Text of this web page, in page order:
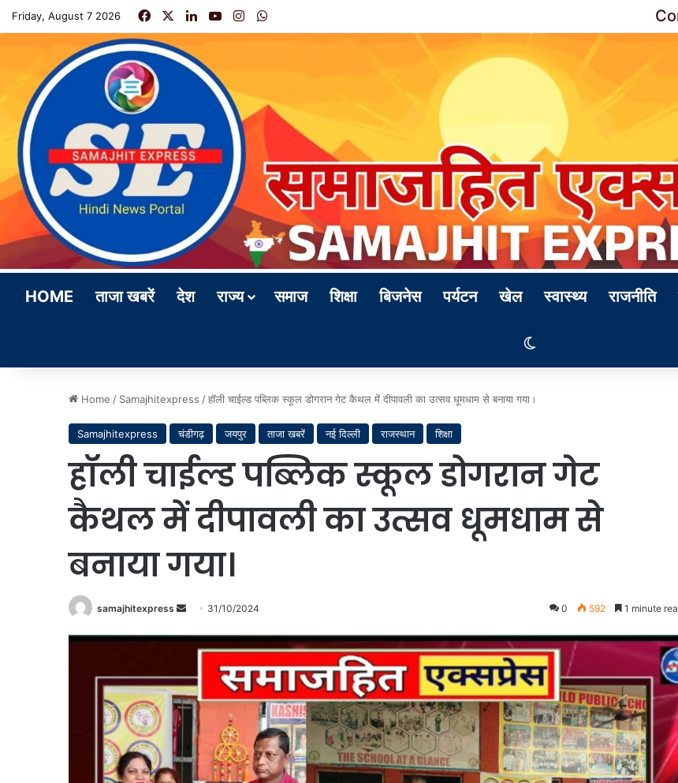
Friday, August 7 2026 FacebookLinkedInYouTubeInstagram
HOME ताजा खबरें देश राज्य समाज शिक्षा बिजनेस पर्यटन खेल स्वास्थ्य राजनीति
Home / Samajhitexpress /हॉली चाईल्ड पब्लिक स्कूल डोगरान गेट कैथल में दीपावली का उत्सव धूमधाम से बनाया गया।
Samajhitexpress चंडीगढ़ जयपुर ताजा खबरें नई दिल्ली राजस्थान शिक्षा
हॉली चाईल्ड पब्लिक स्कूल डोगरान गेट
कैथल में दीपावली का उत्सव धूमधाम से
बनाया गया।
samajhitexpress
Send
email
31/10/2024 0 592 1 minute